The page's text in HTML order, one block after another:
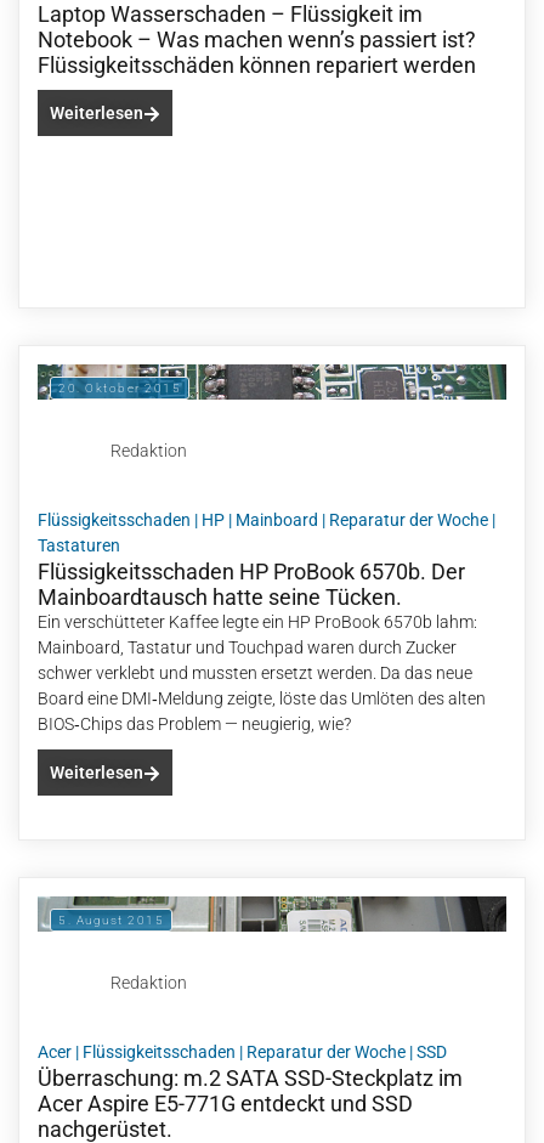
Laptop Wasserschaden – Flüssigkeit im
Notebook – Was machen wenn’s passiert ist?
Flüssigkeitsschäden können repariert werden
Weiterlesen
20. Oktober 2015
Redaktion
Flüssigkeitsschaden | HP | Mainboard | Reparatur der Woche |
Tastaturen
Flüssigkeitsschaden HP ProBook 6570b. Der
Mainboardtausch hatte seine Tücken.
Ein verschütteter Kaffee legte ein HP ProBook 6570b lahm:
Mainboard, Tastatur und Touchpad waren durch Zucker
schwer verklebt und mussten ersetzt werden. Da das neue
Board eine DMI‑Meldung zeigte, löste das Umlöten des alten
BIOS‑Chips das Problem — neugierig, wie?
Weiterlesen
5. August 2015
Redaktion
Acer | Flüssigkeitsschaden | Reparatur der Woche |SSD
Überraschung: m.2 SATA SSD-Steckplatz im
Acer Aspire E5-771G entdeckt und SSD
nachgerüstet.